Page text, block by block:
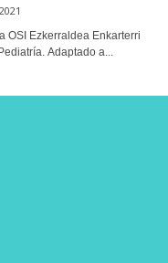
OSI Ezkerraldea Enkarterri
Adaptado a...